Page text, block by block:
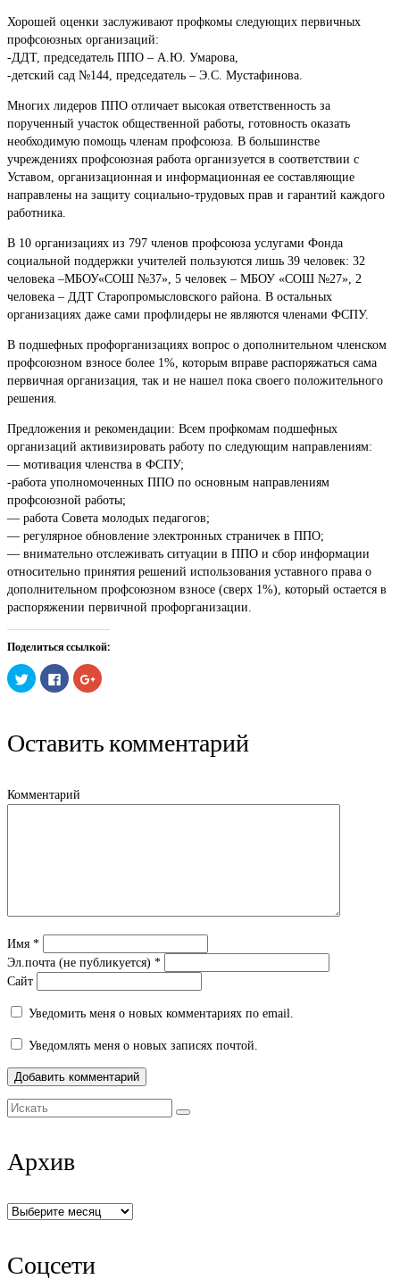
Хорошей оценки заслуживают профкомы следующих первичных
профсоюзных организаций:
-ДДТ, председатель ППО – А.Ю. Умарова,
-детский сад №144, председатель – Э.С. Мустафинова.
Многих лидеров ППО отличает высокая ответственность за
порученный участок общественной работы, готовность оказать
необходимую помощь членам профсоюза. В большинстве
учреждениях профсоюзная работа организуется в соответствии с
Уставом, организационная и информационная ее составляющие
направлены на защиту социально-трудовых прав и гарантий каждого
работника.
В 10 организациях из 797 членов профсоюза услугами Фонда
социальной поддержки учителей пользуются лишь 39 человек: 32
человека –МБОУ«СОШ №37», 5 человек – МБОУ «СОШ №27», 2
человека – ДДТ Старопромысловского района. В остальных
организациях даже сами профлидеры не являются членами ФСПУ.
В подшефных профорганизациях вопрос о дополнительном членском
профсоюзном взносе более 1%, которым вправе распоряжаться сама
первичная организация, так и не нашел пока своего положительного
решения.
Предложения и рекомендации: Всем профкомам подшефных
организаций активизировать работу по следующим направлениям:
— мотивация членства в ФСПУ;
-работа уполномоченных ППО по основным направлениям
профсоюзной работы;
— работа Совета молодых педагогов;
— регулярное обновление электронных страничек в ППО;
— внимательно отслеживать ситуации в ППО и сбор информации
относительно принятия решений использования уставного права о
дополнительном профсоюзном взносе (сверх 1%), который остается в
распоряжении первичной профорганизации.
Поделиться ссылкой:
Нажмите,
чтобы
поделиться
в
новом
Нажмите
здесь,
чтобы
Facebook.
(Открывается
Нажмите,
чтобы
в
новом
Оставить комментарий
Комментарий
Имя *
Эл.почта (не публикуется) *
Сайт
Уведомить меня о новых комментариях по email.
Уведомлять меня о новых записях почтой.
Искать:
Архив
Архив
Соцсети